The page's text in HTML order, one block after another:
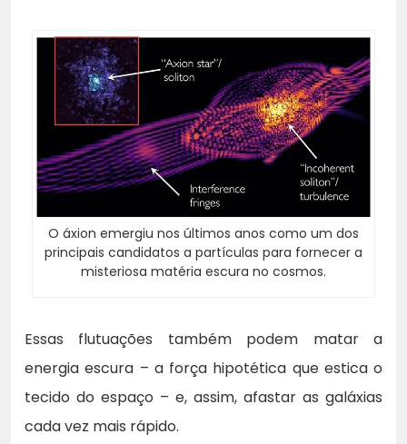
O áxion emergiu nos últimos anos como um dos
principais candidatos a partículas para fornecer a
misteriosa matéria escura no cosmos.
Essas flutuações também podem matar a
energia escura – a força hipotética que estica o
tecido do espaço – e, assim, afastar as galáxias
cada vez mais rápido.